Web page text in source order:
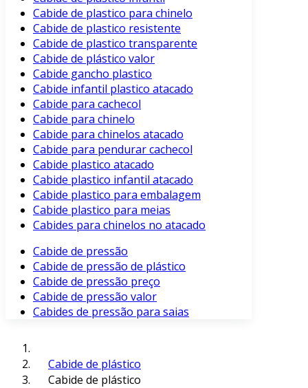
Cabide de plastico para chinelo
Cabide de plastico resistente
Cabide de plastico transparente
Cabide de plástico valor
Cabide gancho plastico
Cabide infantil plastico atacado
Cabide para cachecol
Cabide para chinelo
Cabide para chinelos atacado
Cabide para pendurar cachecol
Cabide plastico atacado
Cabide plastico infantil atacado
Cabide plastico para embalagem
Cabide plastico para meias
Cabides para chinelos no atacado
Cabide de pressão
Cabide de pressão de plástico
Cabide de pressão preço
Cabide de pressão valor
Cabides de pressão para saias
Cabide de plástico
Cabide de plástico